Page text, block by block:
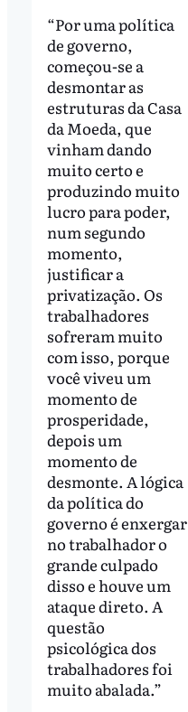
“Por uma política
de governo,
começou-se a
desmontar as
estruturas da Casa
da Moeda, que
vinham dando
muito certo e
produzindo muito
lucro para poder,
num segundo
momento,
justificar a
privatização. Os
trabalhadores
sofreram muito
com isso, porque
você viveu um
momento de
prosperidade,
depois um
momento de
desmonte. A lógica
da política do
governo é enxergar
no trabalhador o
grande culpado
disso e houve um
ataque direto. A
questão
psicológica dos
trabalhadores foi
muito abalada.”